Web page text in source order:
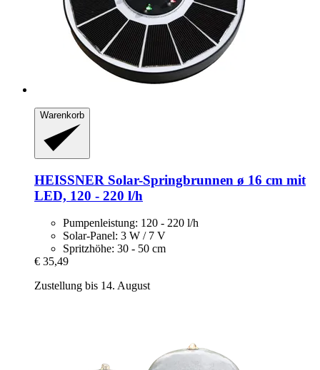
Warenkorb
HEISSNER Solar-​Springbrunnen ø 16 cm mit
LED, 120 -​ 220 l/h
Pumpenleistung: 120 - 220 l/h
Solar-Panel: 3 W / 7 V
Spritzhöhe: 30 - 50 cm
€ 35,49
Zustellung bis 14. August